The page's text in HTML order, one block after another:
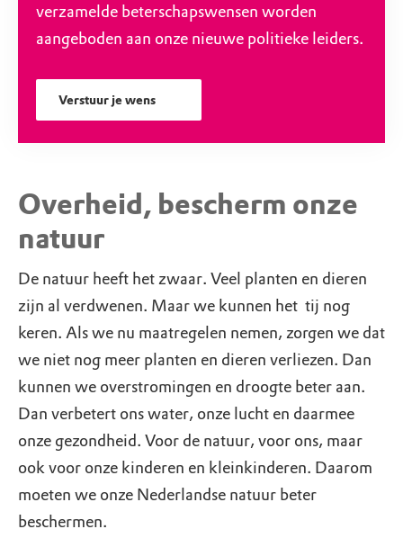
verzamelde beterschapswensen worden
aangeboden aan onze nieuwe politieke leiders.
Verstuur je wens
Overheid, bescherm onze
natuur
De natuur heeft het zwaar. Veel planten en dieren
zijn al verdwenen. Maar we kunnen het tij nog
keren. Als we nu maatregelen nemen, zorgen we dat
we niet nog meer planten en dieren verliezen. Dan
kunnen we overstromingen en droogte beter aan.
Dan verbetert ons water, onze lucht en daarmee
onze gezondheid. Voor de natuur, voor ons, maar
ook voor onze kinderen en kleinkinderen. Daarom
moeten we onze Nederlandse natuur beter
beschermen.